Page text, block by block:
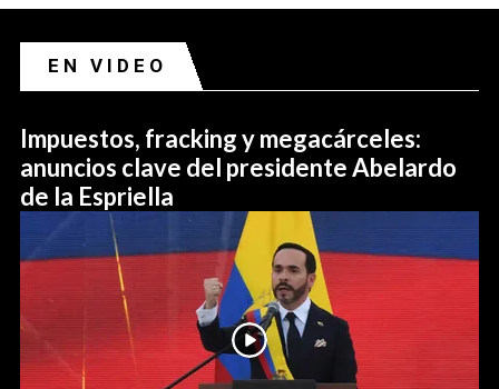
EN VIDEO
Impuestos, fracking y megacárceles:
anuncios clave del presidente Abelardo
de la Espriella